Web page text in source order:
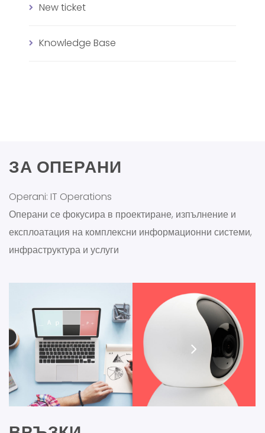
New ticket
Knowledge Base
ЗА ОПЕРАНИ
Operani: IT Operations
Операни се фокусира в проектиране, изпълнение и
експлоатация на комплексни информационни системи,
инфраструктура и услуги